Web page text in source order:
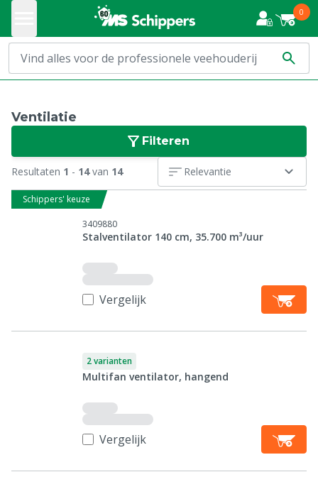
0
Ventilatie
Filteren
Resultaten 1 - 14van 14 Relevantie
Schippers' keuze
3409880
Stalventilator 140 cm, 35.700 m³/uur
Vergelijk
2 varianten
Multifan ventilator, hangend
Vergelijk